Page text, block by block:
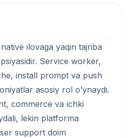
ilovaga yaqin tajriba
Service worker,
install prompt va push
asosiy rol o’ynaydi.
commerce va ichki
lekin platforma
support doim